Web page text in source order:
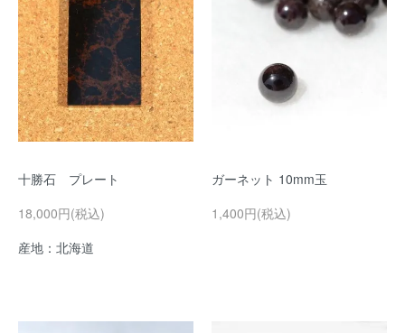
十勝石 プレート
18,000円(税込)
産地：北海道
ガーネット 10mm玉
1,400円(税込)